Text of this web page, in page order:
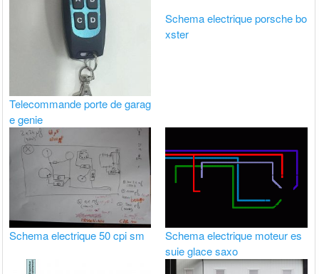
Telecommande porte de garag
e genie
Schema electrique porsche bo
xster
Schema electrique 50 cpi sm
Schema electrique moteur es
suie glace saxo